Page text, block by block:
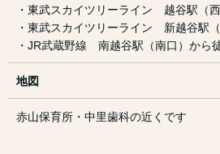
・東武スカイツリーライン 越谷駅（
・東武スカイツリーライン 新越谷駅
・JR武蔵野線 南越谷駅（南口）から
地図
赤山保育所・中里歯科の近くです